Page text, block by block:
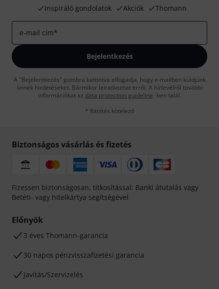
Inspiráló gondolatok
Akciók Thomann
e-mail cím*
Bejelentkezés
A "Bejelentkezés" gombra kattintva elfogadja, hogy e-mailben küldjünk
önnek hirdetéseket. Bármikor leiratkozhat erről. A hírlevélről további
információkat az data protection guideline -ben talál.
* Kitöltés kötelező
Biztonságos vásárlás és fizetés
Fizessen biztonságosan, titkosítással: Banki átutalás vagy
Betéti- vagy hitelkártya segítségével
Előnyök
3 éves Thomann-garancia
30 napos pénzvisszafizetési garancia
Javítás/Szervizelés